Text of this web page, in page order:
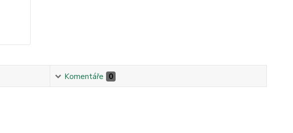
Komentáře 0